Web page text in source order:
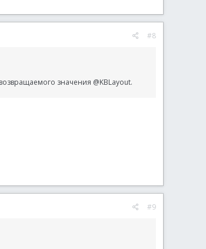
#8
значения @KBLayout.
#9